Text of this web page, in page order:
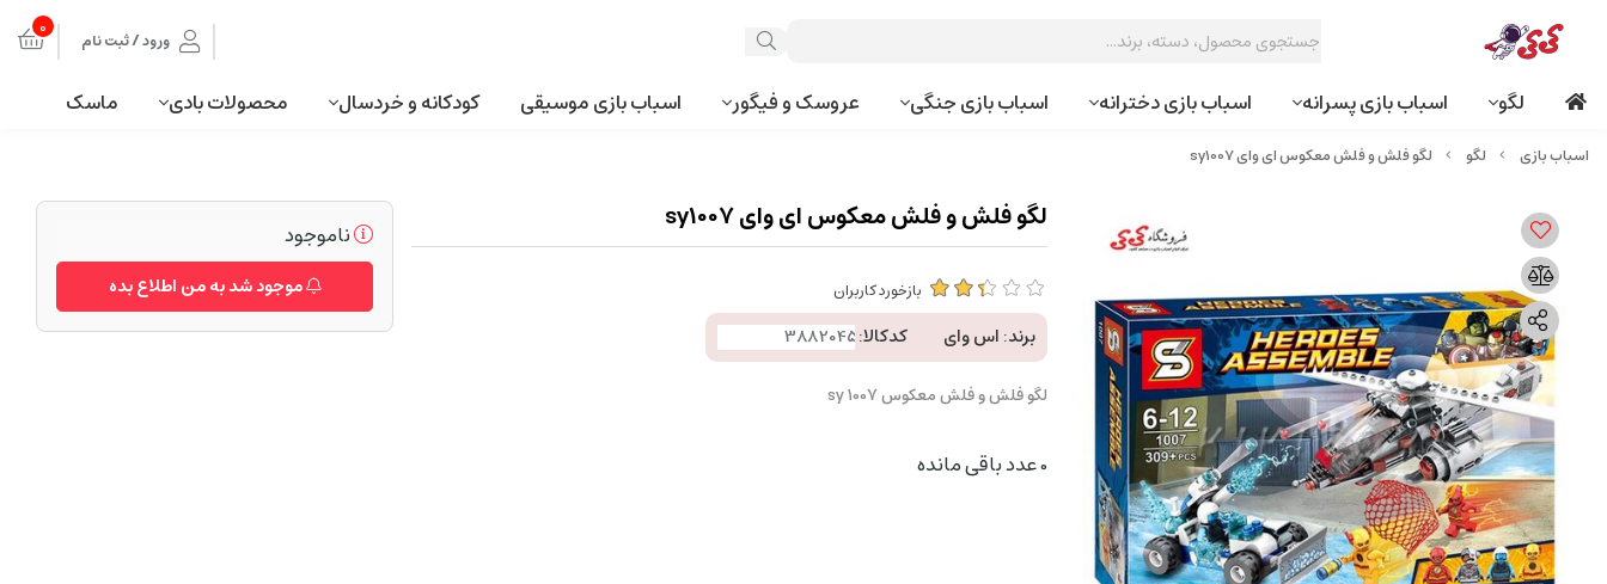
ورود / ثبت نام 0
لگو اسباب بازی پسرانه اسباب بازی دخترانه اسباب بازی جنگی عروسک و فیگور اسباب بازی موسیقی کودکانه و خردسال محصولات بادی ماسک
لگو لگو فلش و فلش معکوس ای وای sy1007
لگو فلش و فلش معکوس ای وای sy1007
بازخورد کاربران
برند: اس وای کدکالا:
لگو فلش و فلش معکوس sy 1007
0عدد باقی مانده
ناموجود
موجود شد به من اطلاع بده